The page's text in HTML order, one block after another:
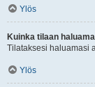
Ylös
Kuinka tilaan
Tilataksesi haluamasi
Ylös